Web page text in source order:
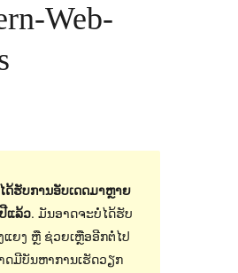
Web-
ດ້ຮັບການອັບເດດມາຫຼາຍ
ແລ້ວ. ມັນອາດຈະບໍ່ໄດ້ຮັບ
ແຍງ ຫຼື ຊ່ວຍເຫຼືອອີກຕໍ່ໄປ
ດມີບັນຫາການເຮັດວຽກ